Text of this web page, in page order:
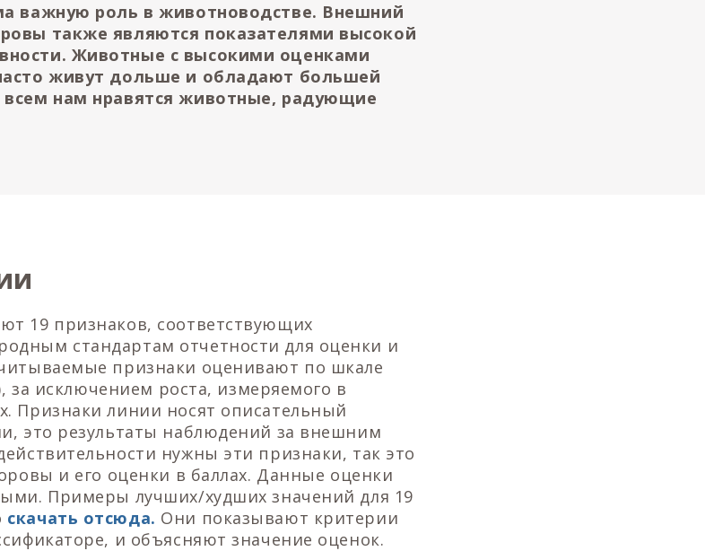
важную роль в животноводстве. Внешний
также являются показателями высокой
Животные с высокими оценками
живут дольше и обладают большей
нам нравятся животные, радующие
19 признаков, соответствующих
стандартам отчетности для оценки и
признаки оценивают по шкале
за исключением роста, измеряемого в
Признаки линии носят описательный
это результаты наблюдений за внешним
нужны эти признаки, так это
и его оценки в баллах. Данные оценки
Примеры лучших/худших значений для 19
скачать отсюда. Они показывают критерии
и объясняют значение оценок.